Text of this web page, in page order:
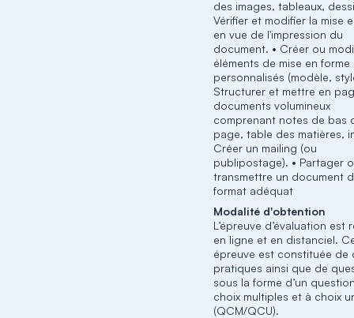
des images, tableaux,
Vérifier et modifier la mise
en vue de l'impression du
document. • Créer ou
éléments de mise en forme
personnalisés (modèle,
Structurer et mettre en
documents volumineux
comprenant notes de bas
page, table des matières,
Créer un mailing (ou
publipostage). • Partager
transmettre un document
format adéquat
Modalité d'obtention
L’épreuve d’évaluation est
en ligne et en distanciel.
épreuve est constituée de
pratiques ainsi que de
sous la forme d’un
choix multiples et à choix
(QCM/QCU).